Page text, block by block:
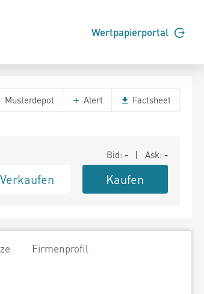
Wertpapierportal
Musterdepot Alert Factsheet
Bid: - | Ask: -
Verkaufen Kaufen
Firmenprofil